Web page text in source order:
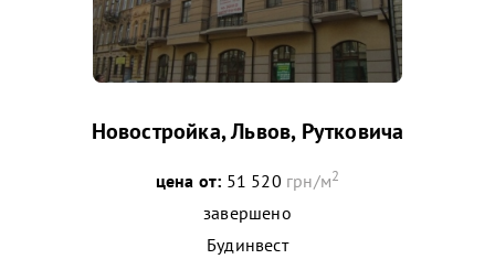
Новостройка, Львов, Рутковича
цена от: 51 520 грн/м2
завершено
Будинвест